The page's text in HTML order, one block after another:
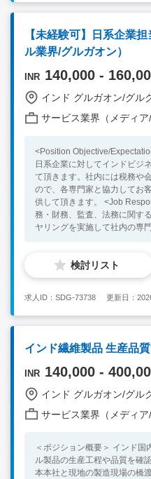
な業務内容 既存顧客対応（既
接触 / 自社サービスの提案、
ーディネーション・内覧サポ
０％ 新規開拓営業 （市場調
先訪問 / 商工会やイベントなどへの参
・英語力日常会話レベル（主
ョンにおいて英語を使用しま
業後学んで頂ける環境があります。）
Experience> ・インド他、海
【未経験可】日系企業
ル業界/グルガオン）
INR 140,000 -
インド グルガオン/グル
サービス業界（メディア/広告/コン
<Position Objective/
日系企業に対してインドビジ
て頂きます。社内には税務や
ので、各専門家と協力してお
供して頂きます。 <Job Responsibilities> -日系企業からの税
務・財務、監査、法務に関す
ヤリングを実施して社内の専
供。 -進出前の日系企業から
対応。外部の組織と共同で調
の顧客への定期接触を通して
業営業、日本人マネジメント
<Necessary Skill /
年以上 ・ 英語でコミュニケ
社内でのコミュニケーション
中長期的に勤務を希望する方 <Preferable Skill / Experience> ・
会計・税務、法務関連の業務
勤務経験 ・インドでの就業経
検討リスト
求人ID：SDG-73738 更新日：
インド繊維製品 生産品
INR 140,000 -
インド グルガオン/グル
サービス業界（メディア/広告/コン
＜ポジション概要＞ インド
ル製品の生産工程や品質を確
本本社と現地の製造現場の橋